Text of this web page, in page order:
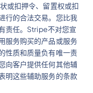
或扣押令、留置权或扣
行的合法交易。您比我
责任。Stripe不对您宣
服务购买的产品或服务
性质和质量负有唯一责
向客户提供任何其他辅
明这些辅助服务的条款